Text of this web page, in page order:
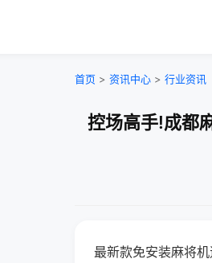
首页 > 资讯中心 > 行业资讯
控场高手!成都
最新款免安装麻将